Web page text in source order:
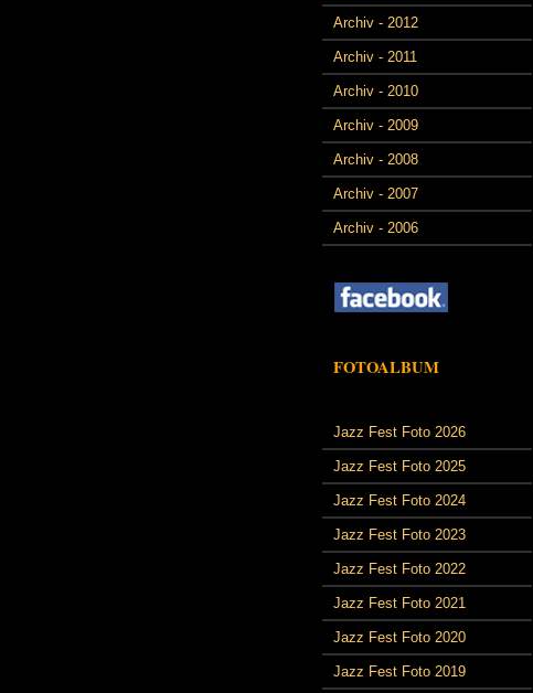
Archiv - 2012
Archiv - 2011
Archiv - 2010
Archiv - 2009
Archiv - 2008
Archiv - 2007
Archiv - 2006
FOTOALBUM
Jazz Fest Foto 2026
Jazz Fest Foto 2025
Jazz Fest Foto 2024
Jazz Fest Foto 2023
Jazz Fest Foto 2022
Jazz Fest Foto 2021
Jazz Fest Foto 2020
Jazz Fest Foto 2019